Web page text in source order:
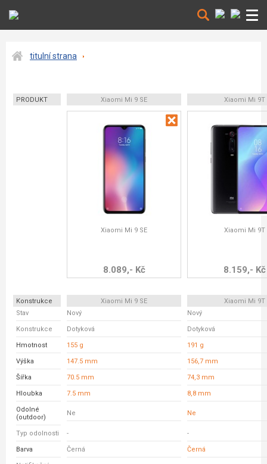
titulní strana
PRODUKT Xiaomi Mi 9 SE Xiaomi Mi 9T
Xiaomi Mi 9 SE
8.089,- Kč
Xiaomi Mi 9T
8.159,- Kč
Konstrukce Xiaomi Mi 9 SE
Xiaomi Mi 9T
Stav
Nový Nový
Konstrukce Dotyková Dotyková
Hmotnost 155 g 191 g
Výška 147.5 mm 156,7 mm
Šířka 70.5 mm 74,3 mm
Hloubka 7.5 mm 8,8 mm
Odolné
(outdoor)
Ne Ne
Typ odolnosti - -
Barva Černá Černá